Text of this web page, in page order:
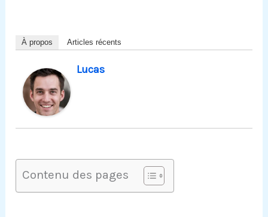
À propos Articles récents
Lucas
Contenu des pages